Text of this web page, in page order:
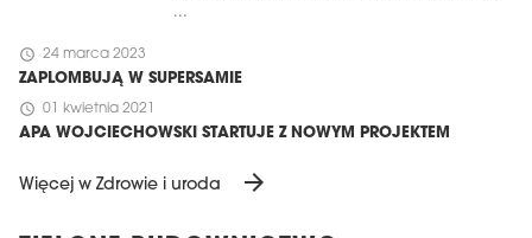
...
schedule 24 marca 2023
ZAPLOMBUJĄ W SUPERSAMIE
schedule 01 kwietnia 2021
APA WOJCIECHOWSKI STARTUJE Z NOWYM PROJEKTEM
Więcej w Zdrowie i uroda arrow_forward